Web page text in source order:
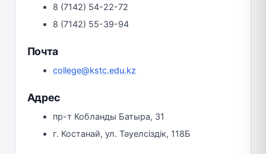
8 (7142) 54-22-72
8 (7142) 55-39-94
Почта
college@kstc.edu.kz
Адрес
пр-т Кобланды Батыра, 31
г. Костанай, ул. Тәуелсіздік, 118Б